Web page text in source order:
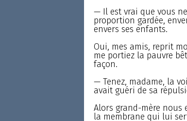
— Il est vrai que vous
proportion gardée,
envers ses enfants.
Oui, mes amis, reprit
me portiez la pauvre
façon.
— Tenez, madame, la
avait guéri de sa
Alors grand-mère nous
la membrane qui lui